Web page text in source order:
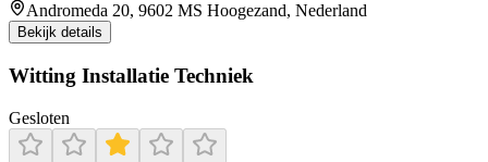
Andromeda 20, 9602 MS Hoogezand, Nederland
Bekijk details
Witting Installatie Techniek
Gesloten